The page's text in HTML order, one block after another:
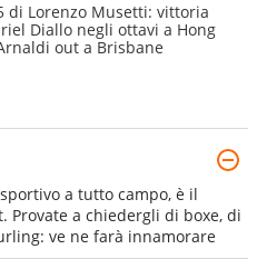
di Lorenzo Musetti: vittoria
Diallo negli ottavi a Hong
out a Brisbane
a tutto campo, è il
Provate a chiedergli di boxe, di
ve ne farà innamorare